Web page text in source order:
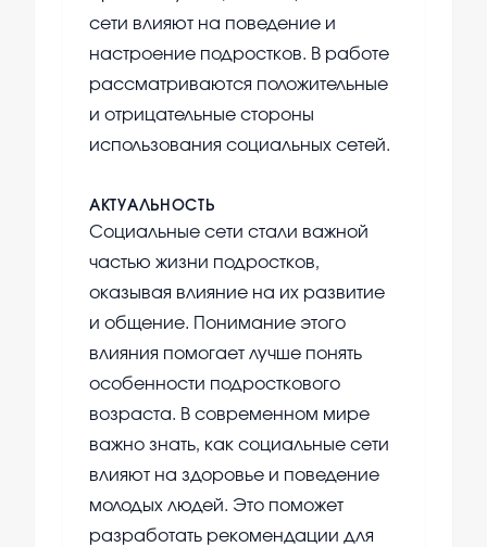
сети влияют на поведение и
настроение подростков. В работе
рассматриваются положительные
и отрицательные стороны
использования социальных сетей.
АКТУАЛЬНОСТЬ
Социальные сети стали важной
частью жизни подростков,
оказывая влияние на их развитие
и общение. Понимание этого
влияния помогает лучше понять
особенности подросткового
возраста. В современном мире
важно знать, как социальные сети
влияют на здоровье и поведение
молодых людей. Это поможет
разработать рекомендации для